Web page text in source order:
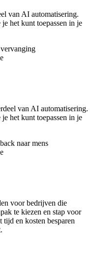
van AI automatisering.
het kunt toepassen in je
van AI automatisering.
het kunt toepassen in je
naar mens
voor bedrijven die
te kiezen en stap voor
en kosten besparen